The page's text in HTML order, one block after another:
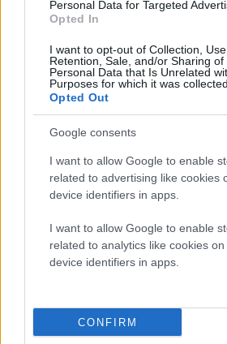
Personal Data for Targeted
Opted In
I want to opt-out of Collection, Use,
Retention, Sale, and/or Sharing of
Personal Data that Is Unrelated
Purposes for which it was collected.
Opted Out
Google consents
I want to allow Google to enable
related to advertising like cookies
device identifiers in apps.
I want to allow Google to enable
related to analytics like cookies
device identifiers in apps.
CONFIRM
δήμαρχος Αθηναίων Χάρης Δούκας
εκδήλωση του ΠΑΣΟΚ για την
ότι συμβάλλει στο «συγκεντρωτικό
«ευθεία υπονόμευση της διοικητικής
αυτοτέλειας των Δήμων».
Ο κ. Δούκας έβαλε εναντίον της
του υπουργού Εσωτερικών Θεόδωρου
υποστηρίζοντας ότι με τον νέο
ζητήματα, από τις πολεοδομικές
ρυθμίσεις, «το υπουργείο θα
γνωμάτευση των Δήμων».Τόσο